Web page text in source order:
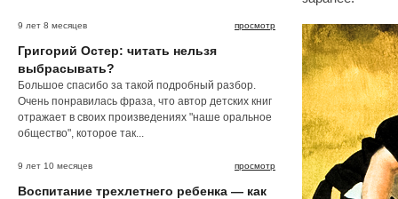
просмотр
9 лет 8 месяцев
Григорий Остер: читать нельзя
выбрасывать?
Большое спасибо за такой подробный разбор.
Очень понравилась фраза, что автор детских книг
отражает в своих произведениях "наше оральное
общество", которое так...
просмотр
9 лет 10 месяцев
Воспитание трехлетнего ребенка — как